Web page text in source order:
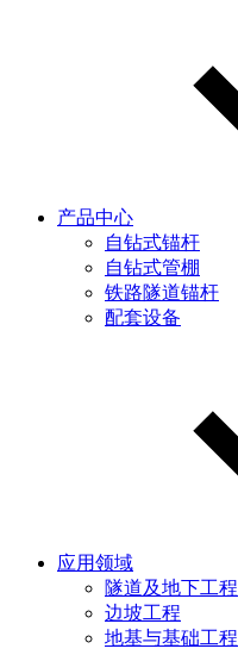
产品中心
自钻式锚杆
自钻式管棚
铁路隧道锚杆
配套设备
应用领域
隧道及地下工程
边坡工程
地基与基础工程